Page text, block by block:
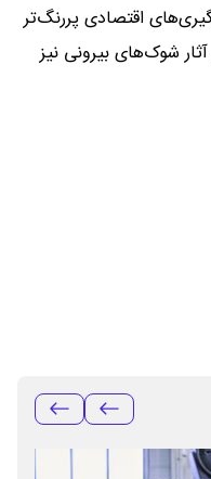
اقتصادی پررنگ‌تر
شوک‌های بیرونی نیز